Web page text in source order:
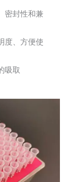
密封性和兼
度、方便使
吸取